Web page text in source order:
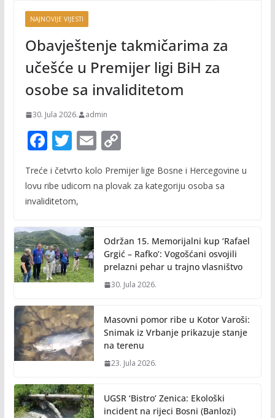
NAJNOVIJE VIJESTI
Obavještenje takmičarima za
učešće u Premijer ligi BiH za
osobe sa invaliditetom
30. Jula 2026. admin
F
ac
e
b
o
k
T
w
itt
er
E
m
ai
C
p
n
k
Treće i četvrto kolo Premijer lige Bosne i Hercegovine u
lovu ribe udicom na plovak za kategoriju osoba sa
invaliditetom,
Održan 15. Memorijalni kup ‘Rafael
Grgić – Rafko’: Vogošćani osvojili
prelazni pehar u trajno vlasništvo
30. Jula 2026.
Masovni pomor ribe u Kotor Varoši:
Snimak iz Vrbanje prikazuje stanje
na terenu
23. Jula 2026.
UGSR ‘Bistro’ Zenica: Ekološki
incident na rijeci Bosni (Banlozi)